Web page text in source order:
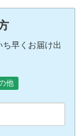
早くお届け出
他